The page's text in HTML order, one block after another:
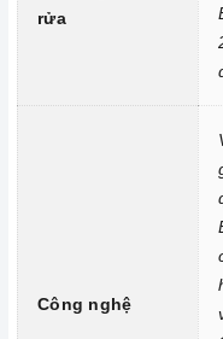
Sử dụng đúng chất tẩy
tẩy rửa chuyên dụng,
bột rửa chén, viên rửa
dẫn của nhà sản xuất.
Sắp xếp bát đĩa đúng
chén
, bạn cần sắp xếp
sạch và khô ráo hoàn
Loại bỏ thức ăn thừa
chén.
rửa
Công nghệ